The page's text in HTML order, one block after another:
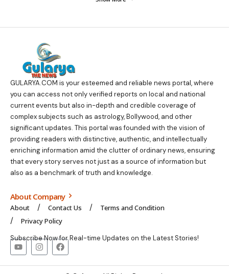
GULARYA.COM is your esteemed and reliable news portal, where
you can access not only verified reports on local and national
current events but also in-depth and credible coverage of
complex subjects such as astrology, Bollywood, and other
significant updates. This portal was founded with the vision of
providing readers with distinctive, authentic, and intellectually
enriching information amid the clutter of ordinary news, ensuring
that every story serves not just as a source of information but
also as a benchmark of truth and knowledge.
About Company
About Contact Us
Terms and Condition
Privacy Policy
Subscribe Now for Real-time Updates on the Latest Stories!